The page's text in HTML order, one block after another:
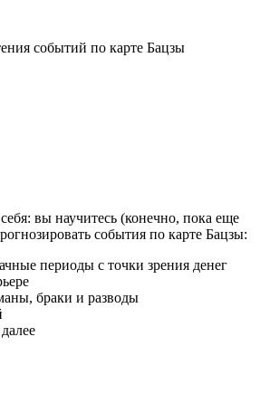
событий по карте Бацзы
вы научитесь (конечно, пока еще
события по карте Бацзы:
периоды с точки зрения денег
браки и разводы